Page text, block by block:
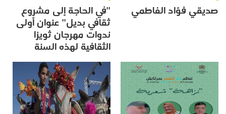
صديقي فؤاد الفاطمي ''في الحاجة إلى مشروع
ثقافي بديل'' عنوان أولى
ندوات مهرجان ثويزا
الثقافية لهذه السنة